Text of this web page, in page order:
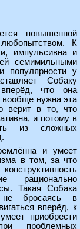
повышенной
любопытством. К
импульсивна и
семимильными
популярности у
Собаку
что она
вообще нужна эта
верит в то, что
и потому в
из сложных
и умеет
в том, за что
рационально
Такая Собака
бросаясь в
вперёд, к
приобрести
проблемных